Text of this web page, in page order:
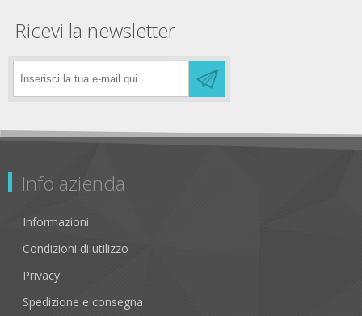
Ricevi la newsletter
Info azienda
Informazioni
Condizioni di utilizzo
Privacy
Spedizione e consegna